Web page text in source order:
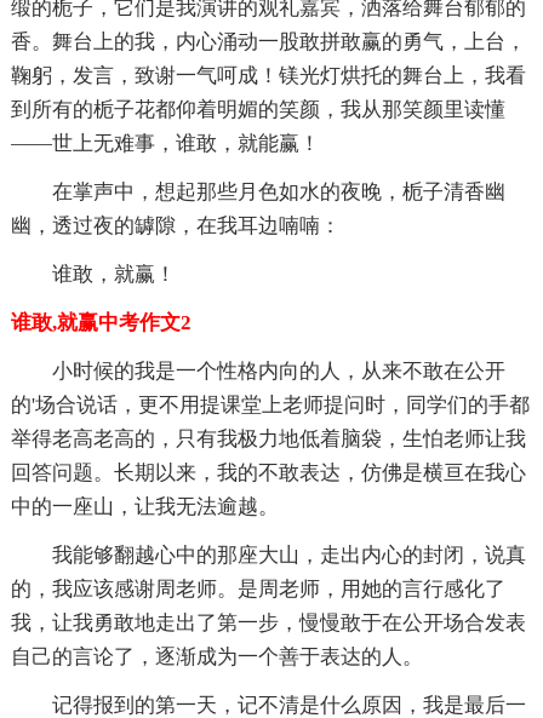
缎的栀子，它们是我演讲的观礼嘉宾，洒落给舞台郁郁的
香。舞台上的我，内心涌动一股敢拼敢赢的勇气，上台，
鞠躬，发言，致谢一气呵成！镁光灯烘托的舞台上，我看
到所有的栀子花都仰着明媚的笑颜，我从那笑颜里读懂
——世上无难事，谁敢，就能赢！
在掌声中，想起那些月色如水的夜晚，栀子清香幽
幽，透过夜的罅隙，在我耳边喃喃：
谁敢，就赢！
谁敢,就赢中考作文2
小时候的我是一个性格内向的人，从来不敢在公开
的'场合说话，更不用提课堂上老师提问时，同学们的手都
举得老高老高的，只有我极力地低着脑袋，生怕老师让我
回答问题。长期以来，我的不敢表达，仿佛是横亘在我心
中的一座山，让我无法逾越。
我能够翻越心中的那座大山，走出内心的封闭，说真
的，我应该感谢周老师。是周老师，用她的言行感化了
我，让我勇敢地走出了第一步，慢慢敢于在公开场合发表
自己的言论了，逐渐成为一个善于表达的人。
记得报到的第一天，记不清是什么原因，我是最后一